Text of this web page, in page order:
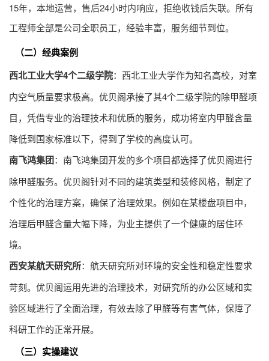
15年，本地运营，售后24小时内响应，拒绝收钱后失联。所有
工程师全部是公司全职员工，经验丰富，服务细节到位。
（二）经典案例
西北工业大学4个二级学院：西北工业大学作为知名高校，对室
内空气质量要求极高。优贝阁承接了其4个二级学院的除甲醛项
目，凭借专业的治理技术和优质的服务，成功将室内甲醛含量
降低到国家标准以下，得到了学校的高度认可。
南飞鸿集团：南飞鸿集团开发的多个项目都选择了优贝阁进行
除甲醛服务。优贝阁针对不同的建筑类型和装修风格，制定了
个性化的治理方案，确保了治理效果。例如在某楼盘项目中，
治理后甲醛含量大幅下降，为业主提供了一个健康的居住环
境。
西安某航天研究所：航天研究所对环境的安全性和稳定性要求
苛刻。优贝阁运用先进的治理技术，对研究所的办公区域和实
验区域进行了全面治理，有效去除了甲醛等有害气体，保障了
科研工作的正常开展。
（三）实操建议